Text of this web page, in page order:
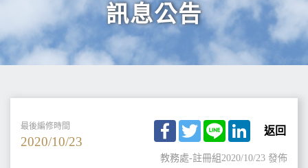
訊息公告
最後編修時間
2020/10/23
Facebook
TwitterLine LinkedIn
返回
教務處-註冊組2020/10/23 發佈